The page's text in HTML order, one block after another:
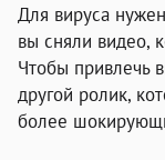
Для вируса
вы сняли видео,
Чтобы привлечь
другой ролик,
более